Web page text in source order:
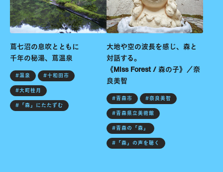
蔦七沼の息吹とともに
千年の秘湯、蔦温泉
#温泉
#十和田市
#大町桂月
#「森」にたたずむ
大地や空の波長を感じ、森と
対話する。
《Miss Forest / 森の子》／奈
良美智
#青森市
#奈良美智
#青森県立美術館
#青森の「森」
#「森」の声を聴く